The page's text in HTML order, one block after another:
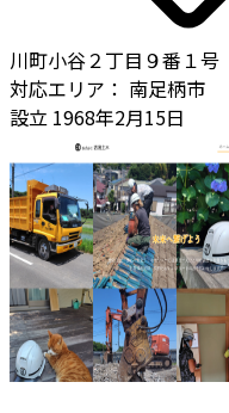
川町小谷２丁目９番１号
対応エリア： 南足柄市
設立 1968年2月15日